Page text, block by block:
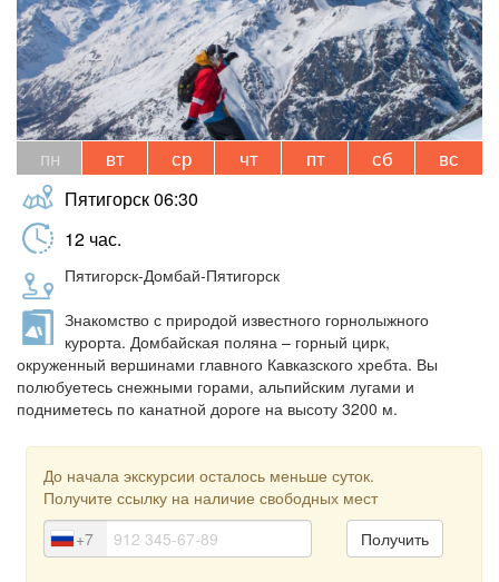
пн вт ср чт пт сб вс
Пятигорск06:30
12 час.
Пятигорск-Домбай-Пятигорск
Знакомство с природой известного горнолыжного
курорта. Домбайская поляна – горный цирк,
окруженный вершинами главного Кавказского хребта. Вы
полюбуетесь снежными горами, альпийским лугами и
подниметесь по канатной дороге на высоту 3200 м.
До начала экскурсии осталось меньше суток.
Получите ссылку на наличие свободных мест
+7